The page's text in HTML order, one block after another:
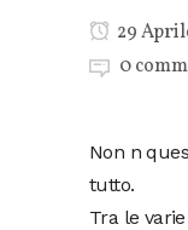
29
0
Non n
tutto.
Tra le